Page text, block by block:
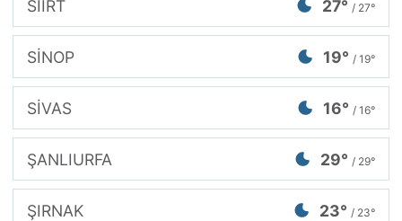
SİİRT 27° / 27°
SİNOP 19° / 19°
SİVAS 16° / 16°
ŞANLIURFA 29° / 29°
ŞIRNAK 23° / 23°